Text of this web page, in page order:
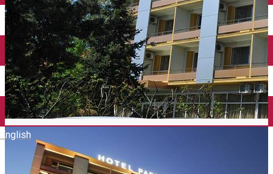
English
Închirieri auto
Închirieri biciclete
Taxi
Încărcare vehicule electrice